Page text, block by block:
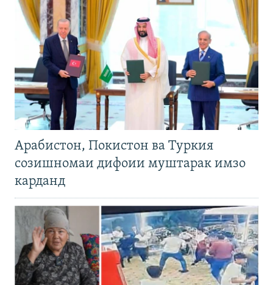
Арабистон, Покистон ва Туркия
созишномаи дифоии муштарак имзо
карданд